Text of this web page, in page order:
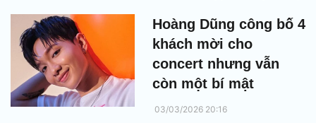
Hoàng Dũng công bố 4
khách mời cho
concert nhưng vẫn
còn một bí mật
03/03/2026 20:16